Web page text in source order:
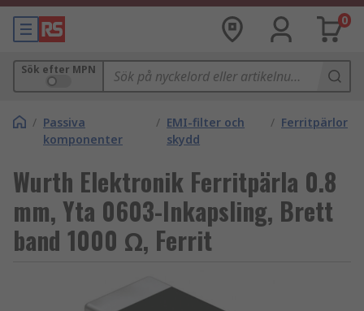
0
Sök efter MPN
/ Passiva
komponenter
/ EMI-filter och
skydd
/ Ferritpärlor
Wurth Elektronik Ferritpärla 0.8
mm, Yta 0603-Inkapsling, Brett
band 1000 Ω, Ferrit